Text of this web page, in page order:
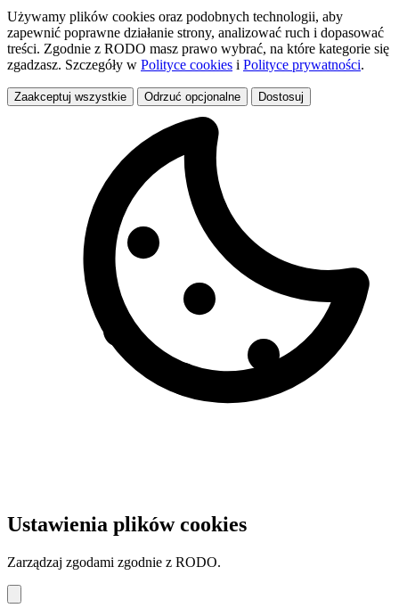
Używamy plików cookies oraz podobnych technologii, aby
zapewnić poprawne działanie strony, analizować ruch i dopasować
treści. Zgodnie z RODO masz prawo wybrać, na które kategorie się
zgadzasz. Szczegóły w Polityce cookies i Polityce prywatności.
Zaakceptuj wszystkie Odrzuć opcjonalne Dostosuj
Ustawienia plików cookies
Zarządzaj zgodami zgodnie z RODO.